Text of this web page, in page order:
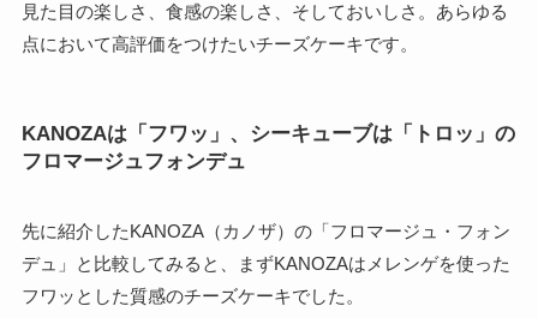
見た目の楽しさ、食感の楽しさ、そしておいしさ。あらゆる
点において高評価をつけたいチーズケーキです。
KANOZAは「フワッ」、シーキューブは「トロッ」の
フロマージュフォンデュ
先に紹介したKANOZA（カノザ）の「フロマージュ・フォン
デュ」と比較してみると、まずKANOZAはメレンゲを使った
フワッとした質感のチーズケーキでした。